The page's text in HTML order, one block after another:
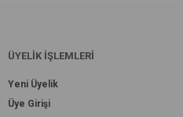
ÜYELİK İŞLEMLERİ
Yeni Üyelik
Üye Girişi